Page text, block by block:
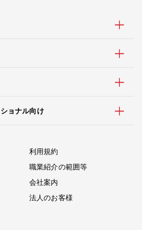
ョナル向け
利用規約
職業紹介の範囲等
会社案内
法人のお客様